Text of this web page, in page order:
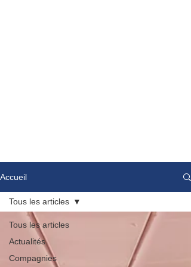
Accueil
Tous les articles
Actualités
Compagnies
Tous les articles